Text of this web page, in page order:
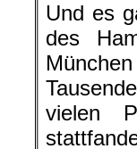
Und es
des
vielen